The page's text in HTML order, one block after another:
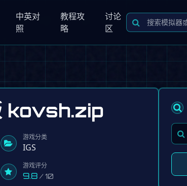
中英对
照
教程攻
略
讨论
区
kovsh.zip
游戏分类
IGS
游戏评分
9.8 / 10